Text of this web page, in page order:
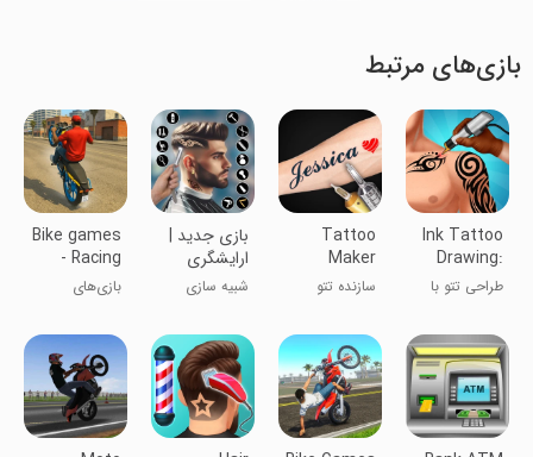
بازی‌های مرتبط
Ink Tattoo
Drawing:
Tattoo Art
طراحی تتو با
Tattoo
Maker
سازنده تتو
بازی جدید |
ارایشگری
پسرانه
شبیه سازی
Bike games
- Racing
games
بازی‌های
بازی‌های
مسابقه‌ای